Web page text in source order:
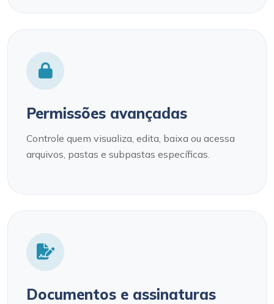
Permissões avançadas
Controle quem visualiza, edita, baixa ou acessa
arquivos, pastas e subpastas específicas.
Documentos e assinaturas